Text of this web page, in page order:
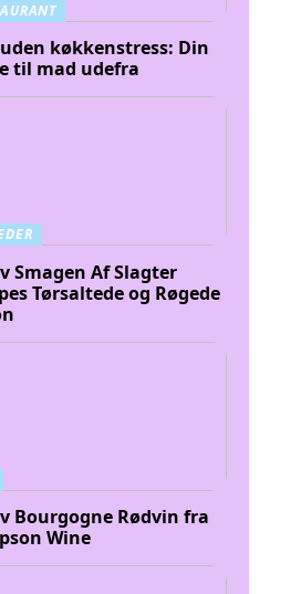
køkkenstress: Din
til mad udefra
Smagen Af Slagter
Tørsaltede og Røgede
Bourgogne Rødvin fra
Wine